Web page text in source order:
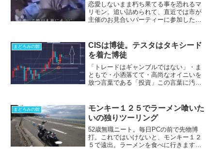
恋愛しないまま朽ち果てる事を恐れるマ
リモン。追い詰められて、直近では市が
主催のお見合いパーティーに参加したり
はガチだと思ってる。21歳の時のアテク
シの絶望と行動と同じ事...
まどろみの館
CISは博徒。テスタはタキシード
を着た博徒
「トレードはギャンブルではない」・ま
ともで・小洒落てて・高尚なオイニいを
放つ言葉である「投資」この言葉に汚染
難しい書物を読むことで「俺はバクチし
てるんじゃない。これは投資...
まどろみの館
モンキー１２５でラーメン喰いた
いの独りツーリング
52歳無職ニート。毎日PCの前で先物博
打。これではいけないと、モンキー１２
５で遠出。ラーメンを食べに行きますぞ